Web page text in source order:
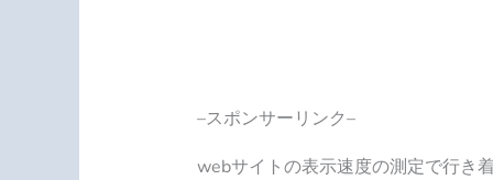
–スポンサーリンク–
webサイトの表示速度の測定で行き